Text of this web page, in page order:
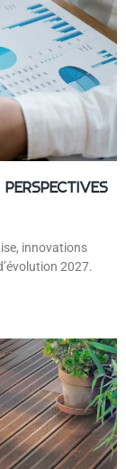
perspectives
innovations
2027.